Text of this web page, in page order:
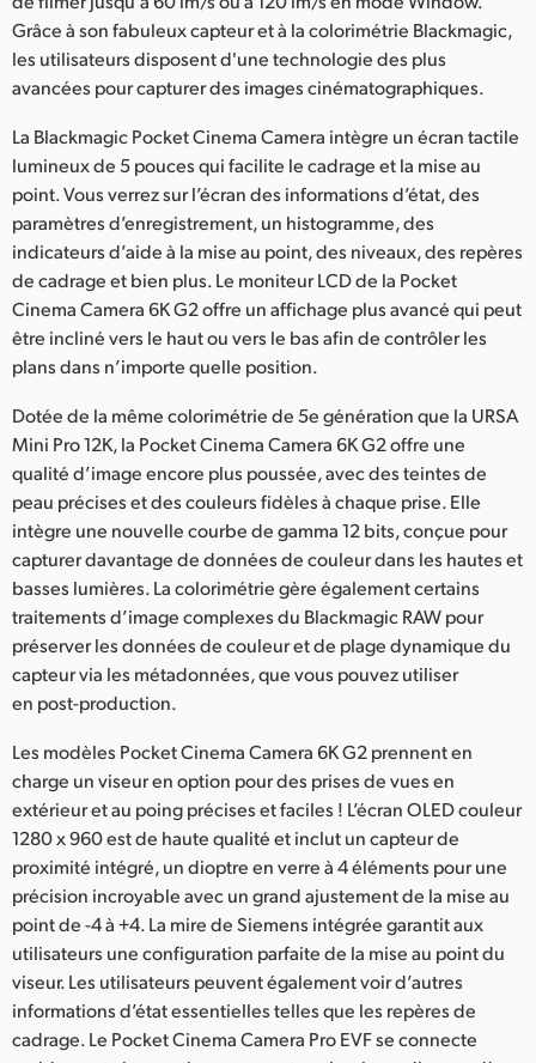
Grâce à son fabuleux capteur et à la colorimétrie Blackmagic,
les utilisateurs disposent d'une technologie des plus
avancées pour capturer des images cinématographiques.
La Blackmagic Pocket Cinema Camera intègre un écran tactile
lumineux de 5 pouces qui facilite le cadrage et la mise au
point. Vous verrez sur l’écran des informations d’état, des
paramètres d’enregistrement, un histogramme, des
indicateurs d’aide à la mise au point, des niveaux, des repères
de cadrage et bien plus. Le moniteur LCD de la Pocket
Cinema Camera 6K G2 offre un affichage plus avancé qui peut
être incliné vers le haut ou vers le bas afin de contrôler les
plans dans n’importe quelle position.
Dotée de la même colorimétrie de 5e génération que la URSA
Mini Pro 12K, la Pocket Cinema Camera 6K G2 offre une
qualité d’image encore plus poussée, avec des teintes de
peau précises et des couleurs fidèles à chaque prise. Elle
intègre une nouvelle courbe de gamma 12 bits, conçue pour
capturer davantage de données de couleur dans les hautes et
basses lumières. La colorimétrie gère également certains
traitements d’image complexes du Blackmagic RAW pour
préserver les données de couleur et de plage dynamique du
capteur via les métadonnées, que vous pouvez utiliser
en post-production.
Les modèles Pocket Cinema Camera 6K G2 prennent en
charge un viseur en option pour des prises de vues en
extérieur et au poing précises et faciles ! L’écran OLED couleur
1280 x 960 est de haute qualité et inclut un capteur de
proximité intégré, un dioptre en verre à 4 éléments pour une
précision incroyable avec un grand ajustement de la mise au
point de -4 à +4. La mire de Siemens intégrée garantit aux
utilisateurs une configuration parfaite de la mise au point du
viseur. Les utilisateurs peuvent également voir d’autres
informations d’état essentielles telles que les repères de
cadrage. Le Pocket Cinema Camera Pro EVF se connecte